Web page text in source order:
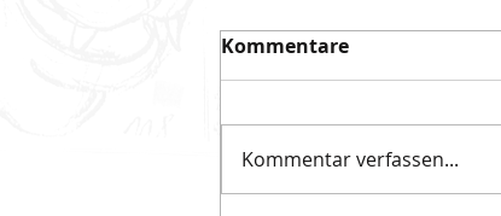
Kommentare
Kommentar verfassen...